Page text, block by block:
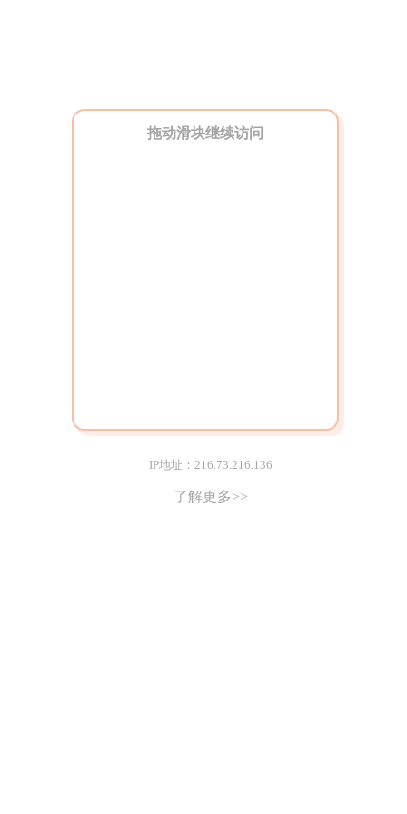
拖动滑块继续访问
IP地址：216.73.216.136
了解更多>>